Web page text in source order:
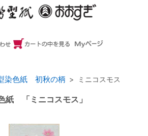
染色紙 初秋の柄 ミニコスモス
紙 「ミニコスモス」